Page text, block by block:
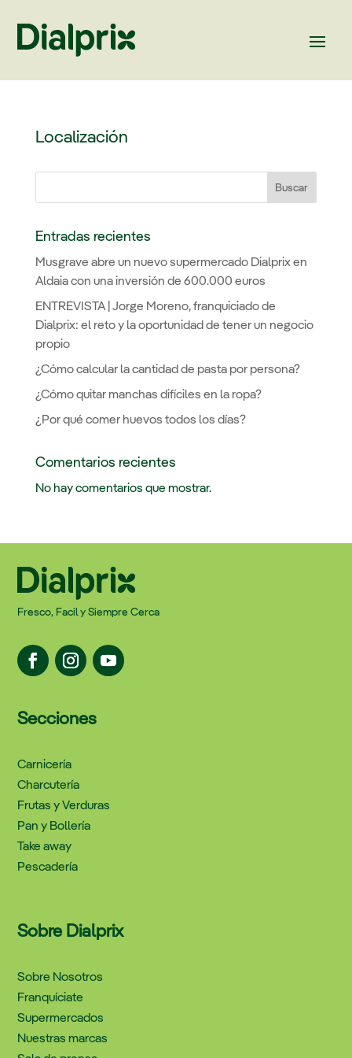
Localización
Buscar
Entradas recientes
Musgrave abre un nuevo supermercado Dialprix en
Aldaia con una inversión de 600.000 euros
ENTREVISTA | Jorge Moreno, franquiciado de
Dialprix: el reto y la oportunidad de tener un negocio
propio
¿Cómo calcular la cantidad de pasta por persona?
¿Cómo quitar manchas difíciles en la ropa?
¿Por qué comer huevos todos los días?
Comentarios recientes
No hay comentarios que mostrar.
Fresco, Facil y Siempre Cerca
Secciones
Carnicería
Charcutería
Frutas y Verduras
Pan y Bollería
Take away
Pescadería
Sobre Dialprix
Sobre Nosotros
Franquíciate
Supermercados
Nuestras marcas